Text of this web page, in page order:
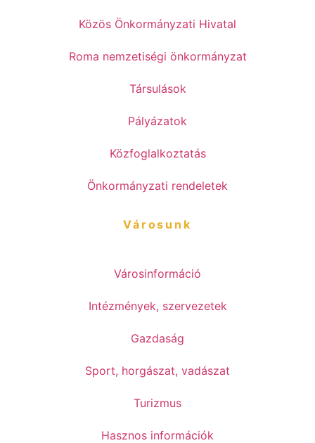
Közös Önkormányzati Hivatal
Roma nemzetiségi önkormányzat
Társulások
Pályázatok
Közfoglalkoztatás
Önkormányzati rendeletek
Városunk
Városinformáció
Intézmények, szervezetek
Gazdaság
Sport, horgászat, vadászat
Turizmus
Hasznos információk